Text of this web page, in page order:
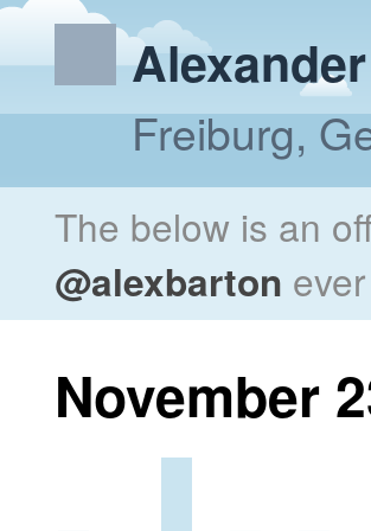
Freiburg,
The below is an
@alexbarton ever
November